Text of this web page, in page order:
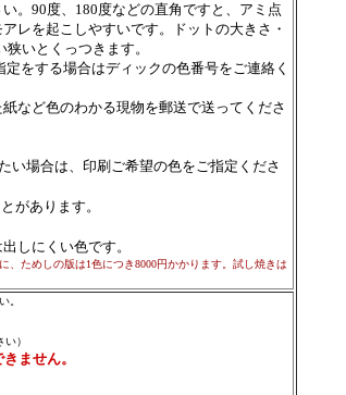
。90度、180度などの直角ですと、アミ点
レを起こしやすいです。ドットの大きさ・
いとくっつきます。
をする場合はディックの色番号をご連絡く
など色のわかる現物を郵送で送ってくださ
い場合は、印刷ご希望の色をご指定くださ
があります。
しにくい色です。
ためしの版は1色につき8000円かかります。試し焼きは
。
）
ません。